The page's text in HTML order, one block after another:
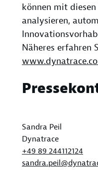
können mit
analysieren,
Näheres erfahren
Sandra Peil
Dynatrace
+49 89 244112124